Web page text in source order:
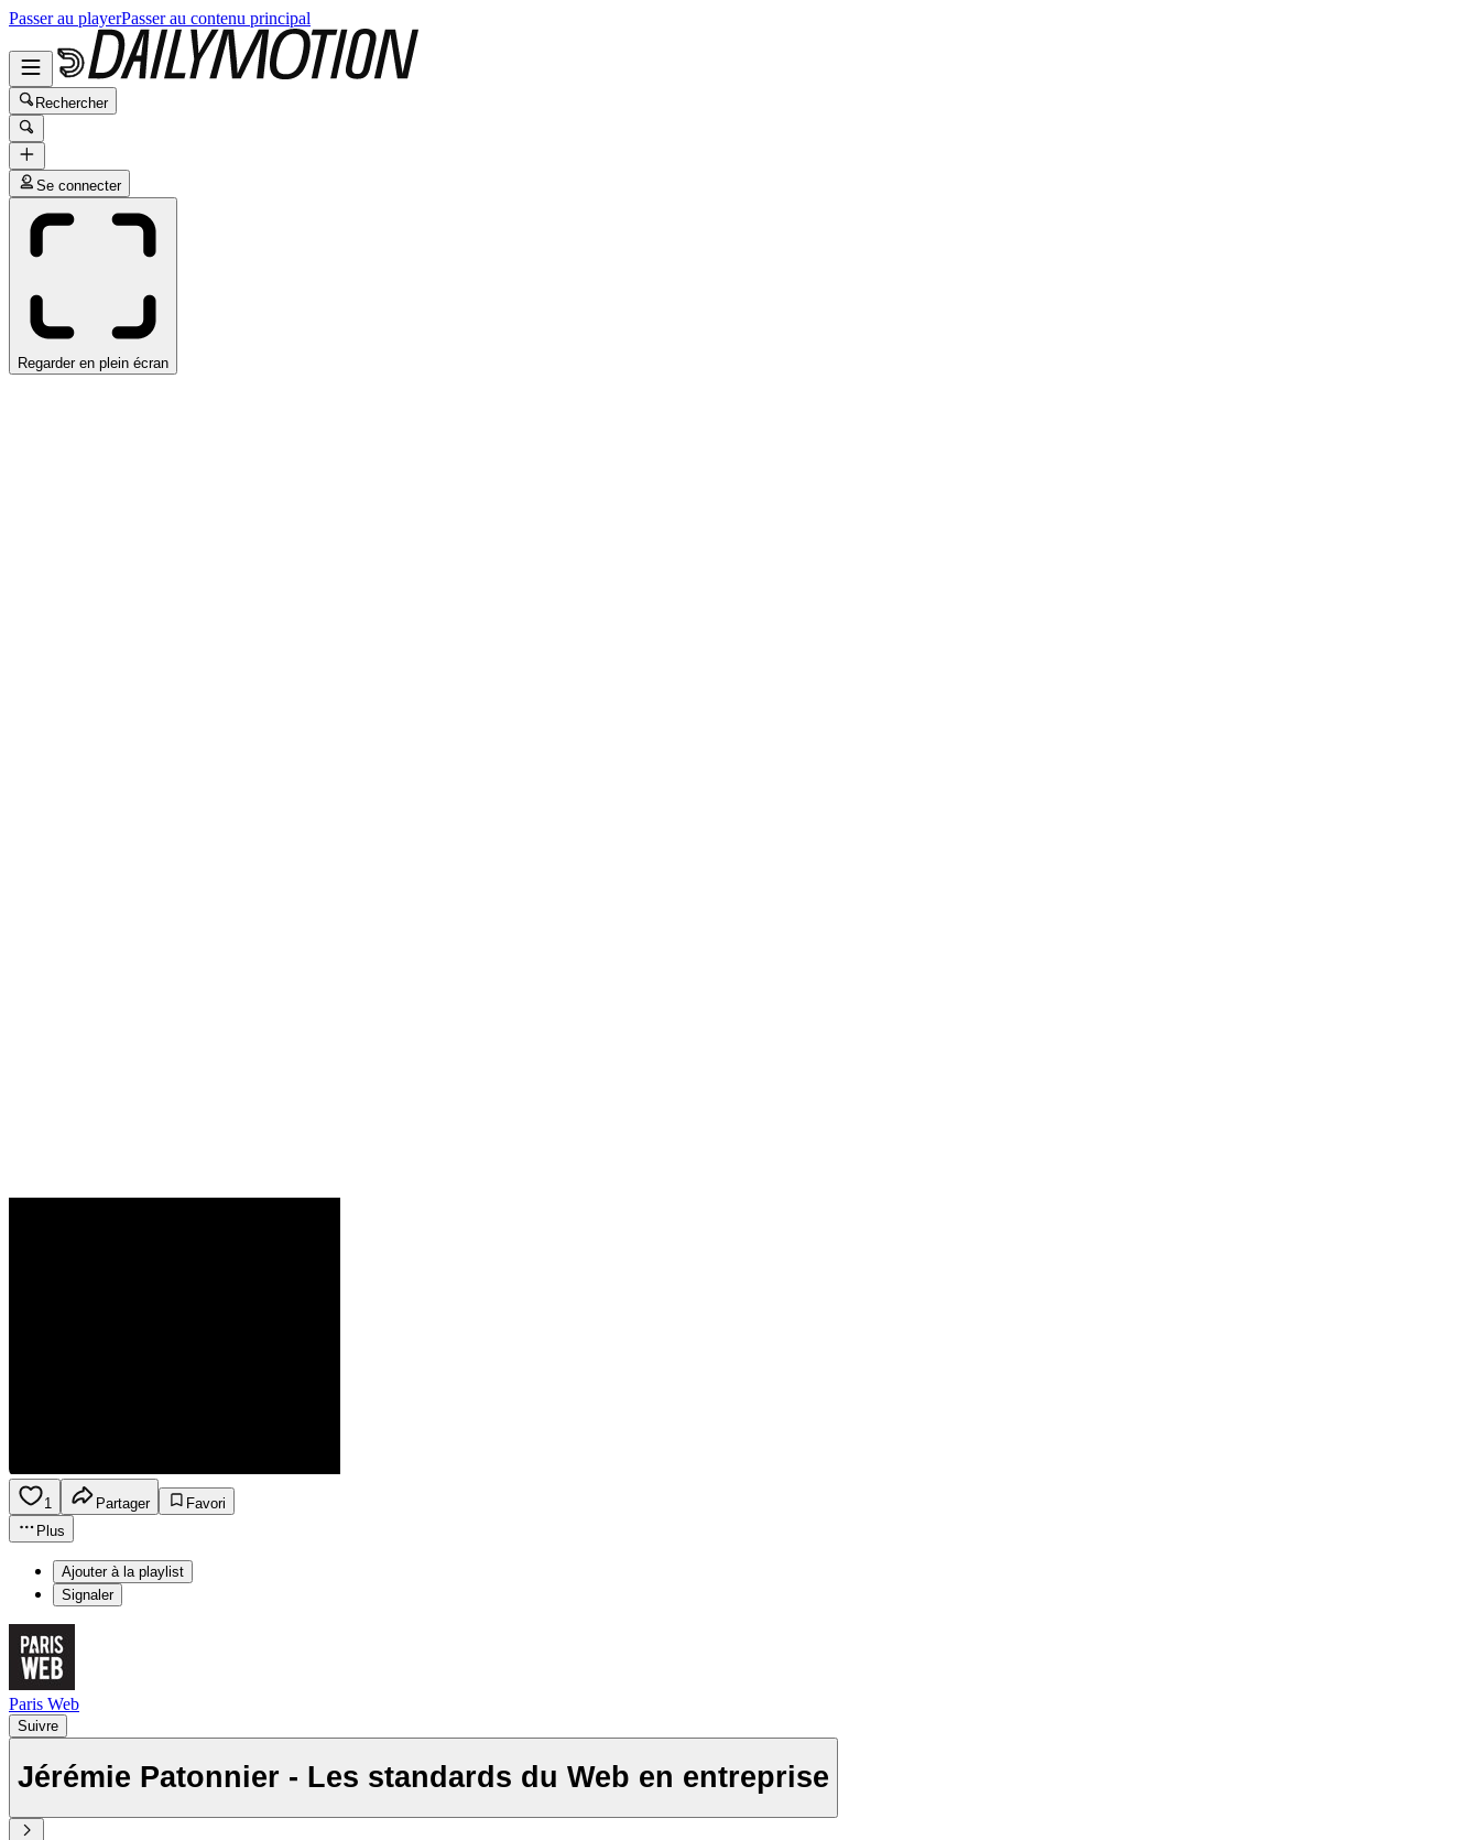
Passer au playerPasser au contenu principal
Rechercher
Se connecter
Regarder en plein écran
1 Partager
Favori
Plus
Ajouter à la playlist
Signaler
Paris Web
Suivre
Jérémie Patonnier - Les standards du Web en entreprise